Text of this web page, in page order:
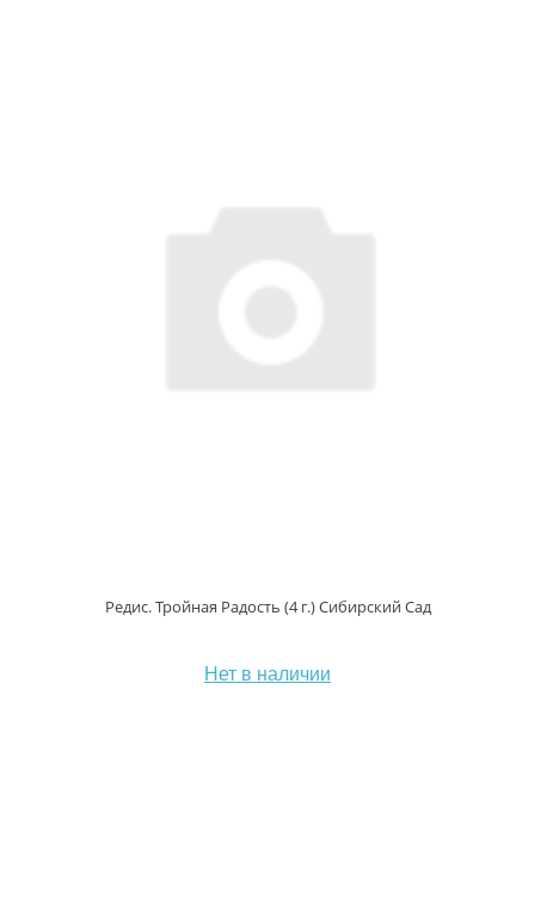
Редис. Тройная Радость (4 г.) Сибирский Сад
Нет в наличии